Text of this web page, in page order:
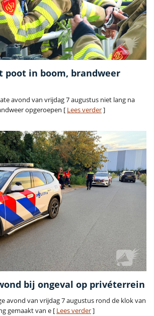
poot in boom, brandweer
avond van vrijdag 7 augustus niet lang na
opgeroepen [ Lees verder]
bij ongeval op privéterrein
avond van vrijdag 7 augustus rond de klok van
gemaakt van e [ Lees verder]